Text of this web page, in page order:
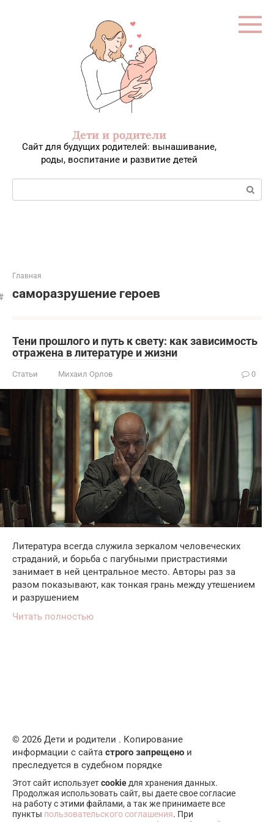
Дети и родители
Сайт для будущих родителей: вынашивание,
роды, воспитание и развитие детей
Поиск:
Главная
саморазрушение героев
Тени прошлого и путь к свету: как зависимость
отражена в литературе и жизни
Статьи Михаил Орлов 0
Литература всегда служила зеркалом человеческих
страданий, и борьба с пагубными пристрастиями
занимает в ней центральное место. Авторы раз за
разом показывают, как тонкая грань между утешением
и разрушением
Читать полностью
© 2026 Дети и родители . Копирование
информации с сайта строго запрещено и
преследуется в судебном порядке
Этот сайт используетcookie для хранения данных.
Продолжая использовать сайт, вы даете свое согласие
на работу с этими файлами, а так же принимаете все
пункты пользовательского соглашения. При